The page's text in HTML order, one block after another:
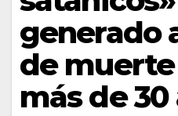
generado
de
más de 30